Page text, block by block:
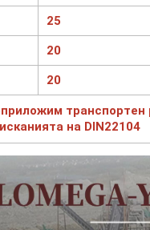
25
20
20
на DIN22104